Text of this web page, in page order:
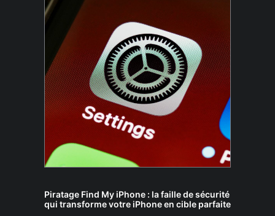
Piratage Find My iPhone : la faille de sécurité
qui transforme votre iPhone en cible parfaite